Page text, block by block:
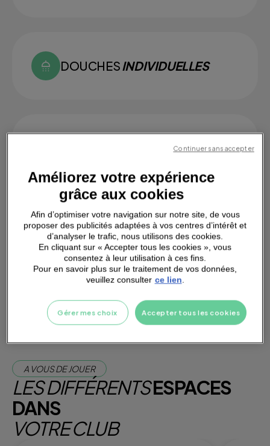
DOUCHESINDIVIDUELLES
PARKINGA PROXIMITÉ
Je m'abonne dès maintenant
A VOUS DE JOUER
LES DIFFÉRENTSESPACES
DANS
VOTRE CLUB
Améliorez votre expérience
grâce aux cookies
Afin d’optimiser votre navigation sur notre site, de vous
proposer des publicités adaptées à vos centres d’intérêt et
d’analyser le trafic, nous utilisons des cookies.
En cliquant sur « Accepter tous les cookies », vous
consentez à leur utilisation à ces fins.
Pour en savoir plus sur le traitement de vos données,
veuillez consulter ce lien.
Accepter tous les cookies
Gérer mes choix
Continuer sans accepter